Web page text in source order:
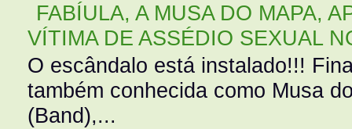
FABÍULA, A MUSA DO MAPA,
VÍTIMA DE ASSÉDIO SEXUAL
O escândalo está instalado!!!
também conhecida como Musa
(Band),...